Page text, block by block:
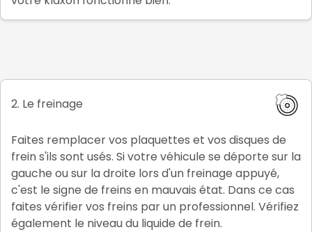
2. Le freinage
Faites remplacer vos plaquettes et vos disques de
frein s'ils sont usés. Si votre véhicule se déporte sur la
gauche ou sur la droite lors d'un freinage appuyé,
c'est le signe de freins en mauvais état. Dans ce cas
faites vérifier vos freins par un professionnel. Vérifiez
également le niveau du liquide de frein.